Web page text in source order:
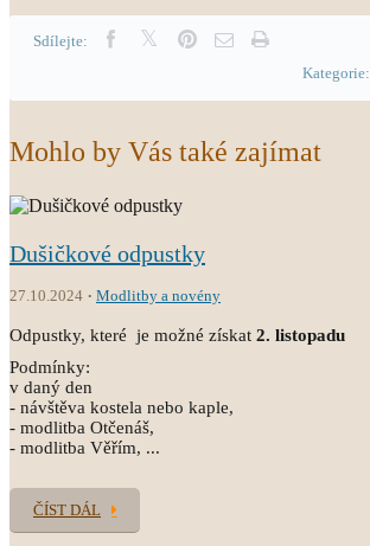
Sdílejte:
Kategorie:
Mohlo by Vás také zajímat
Dušičkové odpustky
27.10.2024 Modlitby a novény
Odpustky, které je možné získat 2. listopadu
Podmínky:
v daný den
- návštěva kostela nebo kaple,
- modlitba Otčenáš,
- modlitba Věřím, ...
ČÍST DÁL